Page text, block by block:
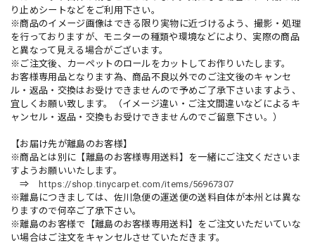
り止めシートなどをご利用下さい。
※商品のイメージ画像はできる限り実物に近づけるよう、撮影・処理
を行っておりますが、モニターの種類や環境などにより、実際の商品
と異なって見える場合がございます。
※ご注文後、カーペットのロールをカットしてお作りいたします。
お客様専用品となります為、商品不良以外でのご注文後のキャンセ
ル・返品・交換はお受けできませんので予めご了承下さいますよう、
宜しくお願い致します。（イメージ違い・ご注文間違いなどによるキ
ャンセル・返品・交換もお受けできませんのでご留意下さい。）
【お届け先が離島のお客様】
※商品とは別に【離島のお客様専用送料】を一緒にご注文くださいま
すようお願いいたします。
⇒
https://shop.tinycarpet.com/items/56967307
※離島につきましては、佐川急便の運送便の送料自体が本州とは異な
りますので何卒ご了承下さい。
※離島のお客様で【離島のお客様専用送料】をご注文いただいていな
い場合はご注文をキャンセルさせていただきます。